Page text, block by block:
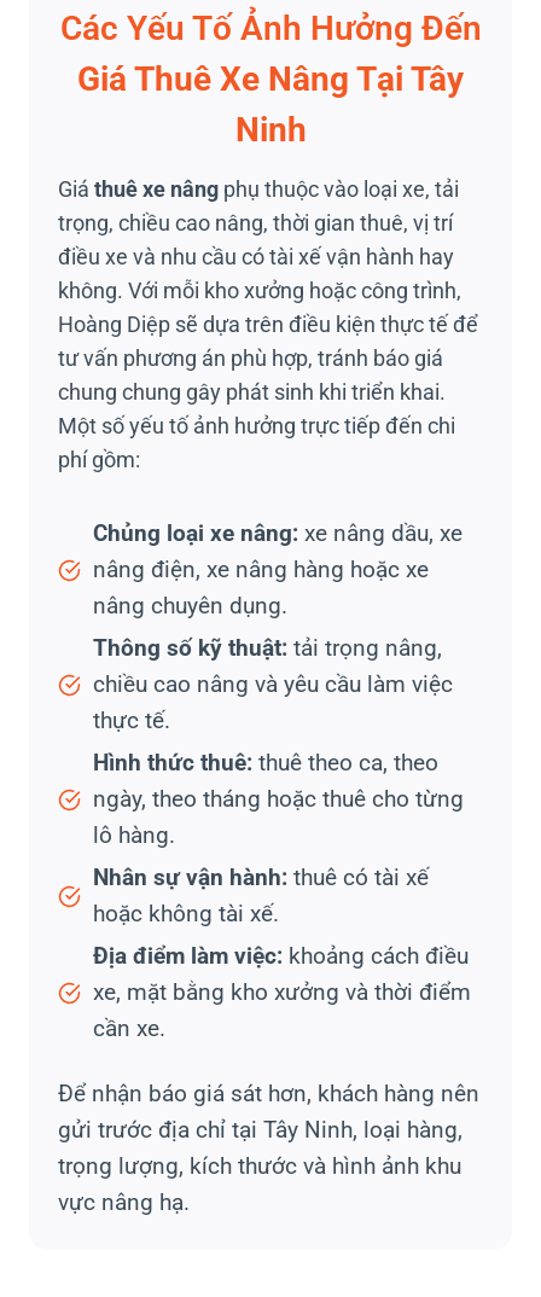
Các Yếu Tố Ảnh Hưởng Đến
Giá Thuê Xe Nâng Tại Tây
Ninh
Giá thuê xe nâng phụ thuộc vào loại xe, tải
trọng, chiều cao nâng, thời gian thuê, vị trí
điều xe và nhu cầu có tài xế vận hành hay
không. Với mỗi kho xưởng hoặc công trình,
Hoàng Diệp sẽ dựa trên điều kiện thực tế để
tư vấn phương án phù hợp, tránh báo giá
chung chung gây phát sinh khi triển khai.
Một số yếu tố ảnh hưởng trực tiếp đến chi
phí gồm:
Chủng loại xe nâng: xe nâng dầu, xe
nâng điện, xe nâng hàng hoặc xe
nâng chuyên dụng.
Thông số kỹ thuật: tải trọng nâng,
chiều cao nâng và yêu cầu làm việc
thực tế.
Hình thức thuê: thuê theo ca, theo
ngày, theo tháng hoặc thuê cho từng
lô hàng.
Nhân sự vận hành: thuê có tài xế
hoặc không tài xế.
Địa điểm làm việc: khoảng cách điều
xe, mặt bằng kho xưởng và thời điểm
cần xe.
Để nhận báo giá sát hơn, khách hàng nên
gửi trước địa chỉ tại Tây Ninh, loại hàng,
trọng lượng, kích thước và hình ảnh khu
vực nâng hạ.